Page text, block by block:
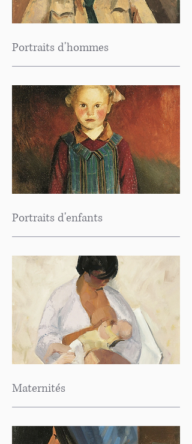
Portraits d'hommes
Portraits d'enfants
Maternités